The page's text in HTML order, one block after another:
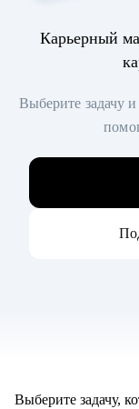
Карьерный
Выберите задачу
Выберите задачу,